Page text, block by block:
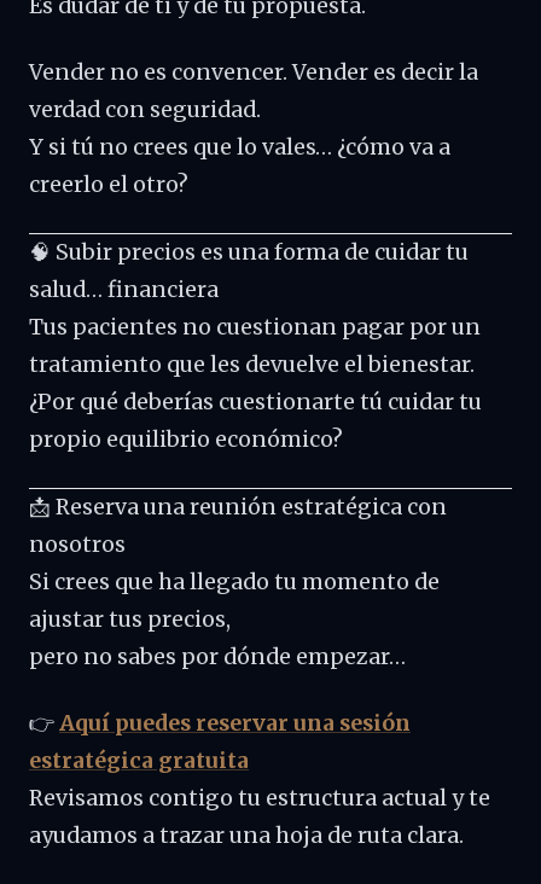
Es dudar de ti y de tu propuesta.
Vender no es convencer. Vender es decir la
verdad con seguridad.
Y si tú no crees que lo vales… ¿cómo va a
creerlo el otro?
🧠 Subir precios es una forma de cuidar tu
salud… financiera
Tus pacientes no cuestionan pagar por un
tratamiento que les devuelve el bienestar.
¿Por qué deberías cuestionarte tú cuidar tu
propio equilibrio económico?
📩 Reserva una reunión estratégica con
nosotros
Si crees que ha llegado tu momento de
ajustar tus precios,
pero no sabes por dónde empezar…
👉Aquí puedes reservar una sesión
estratégica gratuita
Revisamos contigo tu estructura actual y te
ayudamos a trazar una hoja de ruta clara.